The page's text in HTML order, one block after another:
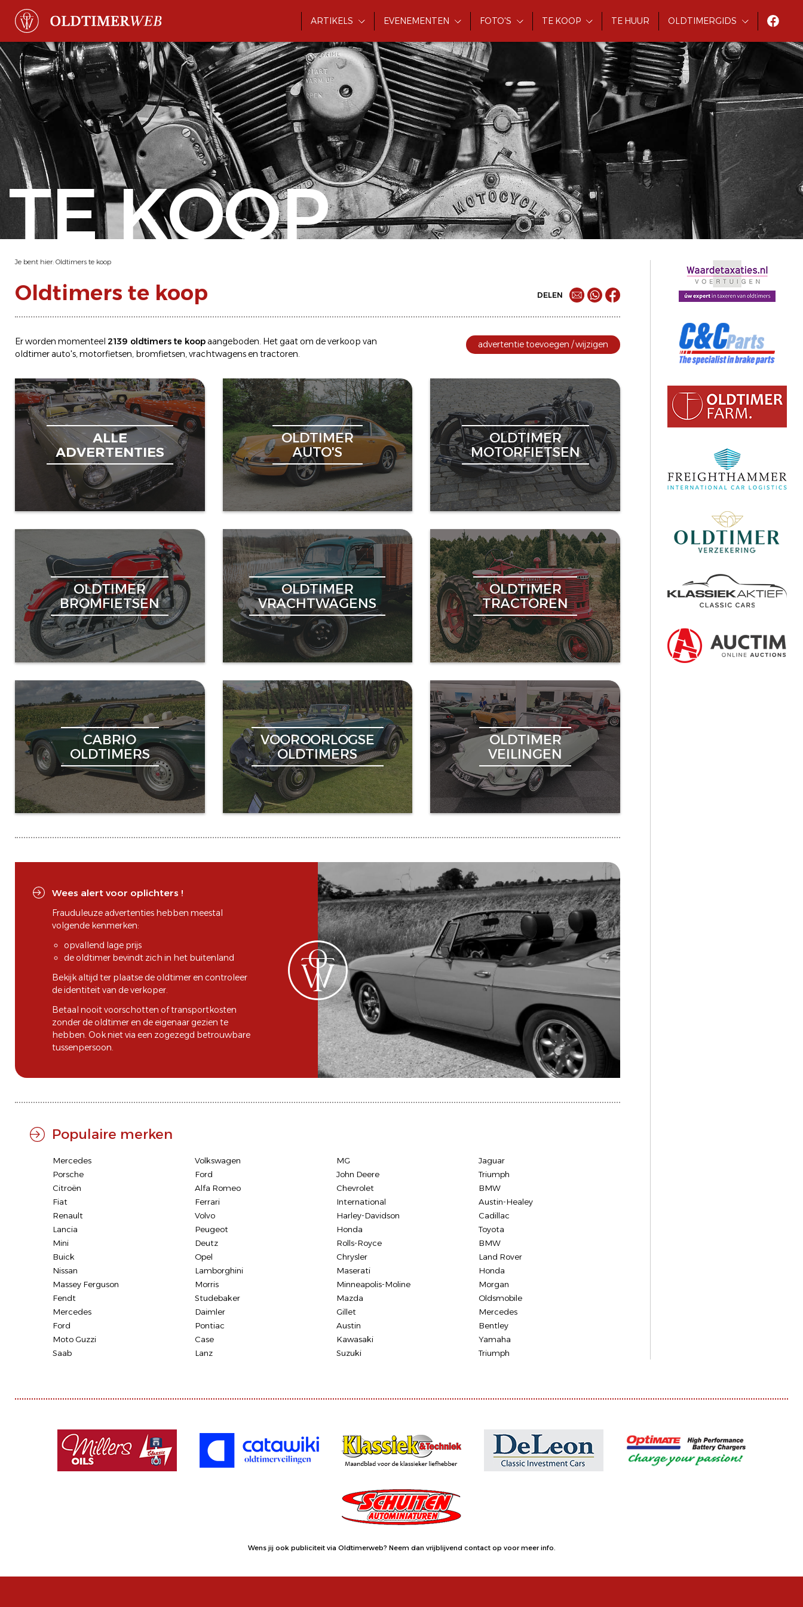
ARTIKELS EVENEMENTEN FOTO'S TE KOOP TE HUUR OLDTIMERGIDS
TE KOOP
Je bent hier: Oldtimers te koop
Oldtimers te koop DELEN
Er worden momenteel 2139 oldtimers te koopaangeboden. Het gaat om deverkoop van
oldtimerauto's,motorfietsen, bromfietsen,vrachtwagens en tractoren.
advertentie toevoegen / wijzigen
ALLE
ADVERTENTIES
OLDTIMER
AUTO'S
OLDTIMER
MOTORFIETSEN
OLDTIMER
BROMFIETSEN
OLDTIMER
VRACHTWAGENS
OLDTIMER
TRACTOREN
CABRIO
OLDTIMERS
VOOROORLOGSE
OLDTIMERS
OLDTIMER
VEILINGEN
Wees alert voor oplichters !
Frauduleuze advertenties hebben meestal
volgende kenmerken:
opvallend lage prijs
de oldtimer bevindt zich in het buitenland
Bekijk altijd ter plaatse de oldtimer en controleer
de identiteit van de verkoper.
Betaal nooit voorschotten of transportkosten
zonder de oldtimer en de eigenaar gezien te
hebben. Ook niet via een zogezegd betrouwbare
tussenpersoon.
Populaire merken
Mercedes Volkswagen MG
Jaguar
Porsche
Ford John Deere
Triumph
Citroën
Alfa Romeo Chevrolet
BMW
Fiat
Ferrari International
Austin-Healey
Renault
Volvo Harley-Davidson
Cadillac
Lancia
Peugeot Honda
Toyota
Mini
Deutz Rolls-Royce
BMW
Buick
Opel Chrysler
Land Rover
Nissan
Lamborghini Maserati
Honda
Massey Ferguson
Morris Minneapolis-Moline
Morgan
Fendt
Studebaker Mazda
Oldsmobile
Mercedes
Daimler Gillet
Mercedes
Ford
Pontiac Austin
Bentley
Moto Guzzi
Case Kawasaki
Yamaha
Saab
Lanz Suzuki Triumph
Wens jij ook publiciteit via Oldtimerweb? Neem dan vrijblijvend contact op voor meer info.